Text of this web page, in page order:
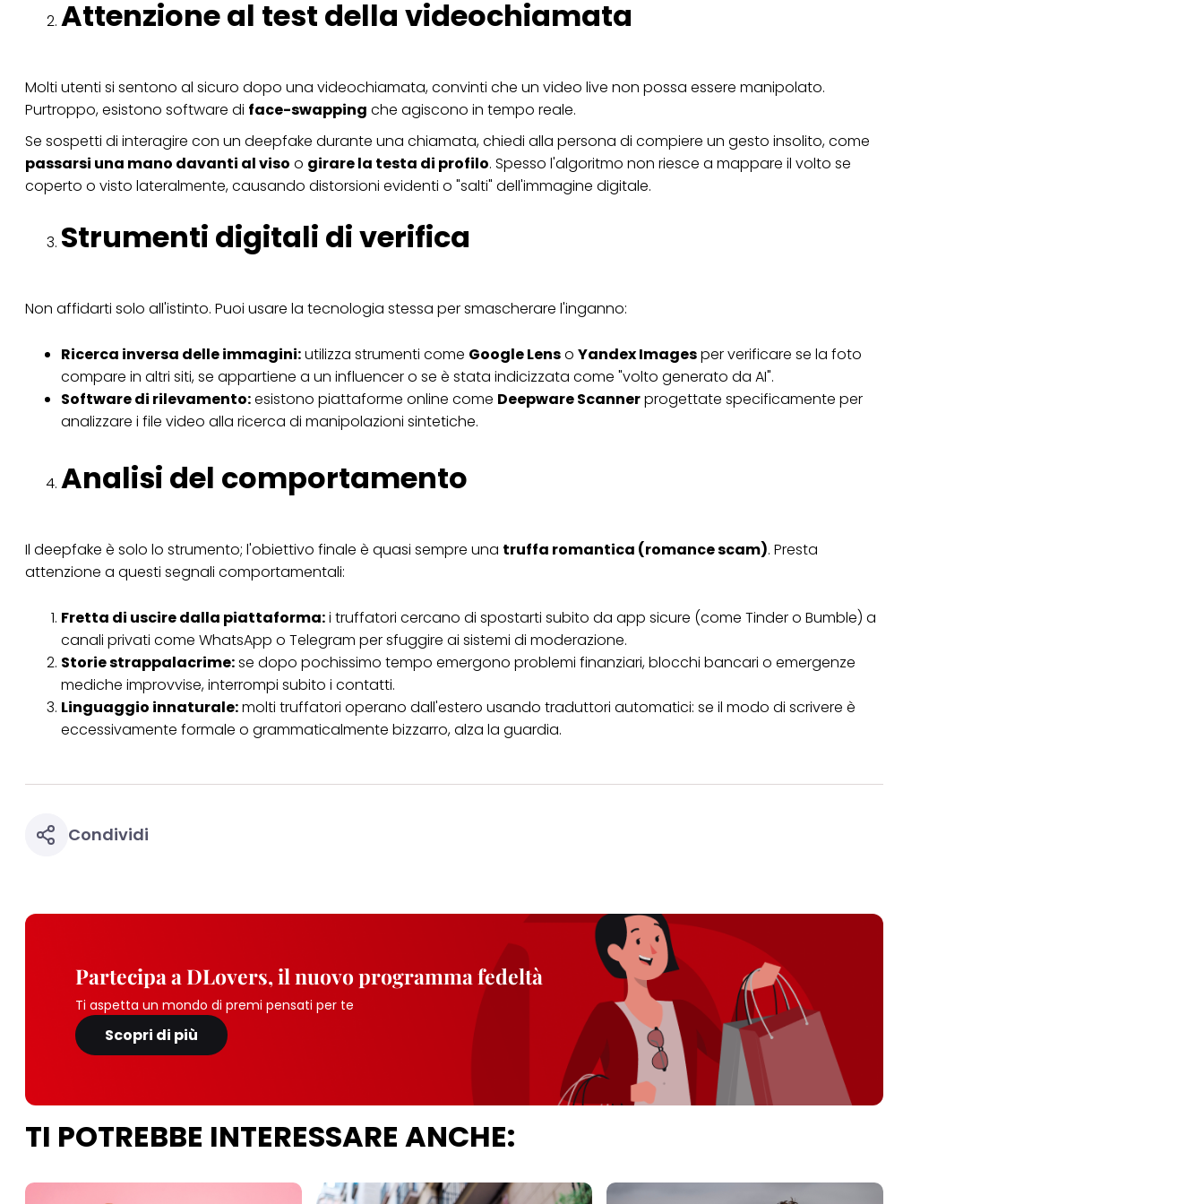
Attenzione al test della videochiamata
Molti utenti si sentono al sicuro dopo una videochiamata, convinti che un video live non possa essere manipolato.
Purtroppo, esistono software di face-swapping che agiscono in tempo reale.
Se sospetti di interagire con un deepfake durante una chiamata, chiedi alla persona di compiere un gesto insolito, come
passarsi una mano davanti al viso o girare la testa di profilo. Spesso l'algoritmo non riesce a mappare il volto se
coperto o visto lateralmente, causando distorsioni evidenti o "salti" dell'immagine digitale.
Strumenti digitali di verifica
Non affidarti solo all'istinto. Puoi usare la tecnologia stessa per smascherare l'inganno:
Ricerca inversa delle immagini:utilizza strumenti come Google Lenso Yandex Imagesper verificare se la foto
compare in altri siti, se appartiene a un influencer o se è stata indicizzata come "volto generato da AI".
Software di rilevamento:esistono piattaforme online come Deepware Scannerprogettate specificamente per
analizzare i file video alla ricerca di manipolazioni sintetiche.
Analisi del comportamento
Il deepfake è solo lo strumento; l'obiettivo finale è quasi sempre una truffa romantica (romance scam). Presta
attenzione a questi segnali comportamentali:
Fretta di uscire dalla piattaforma:i truffatori cercano di spostarti subito da app sicure (come Tinder o Bumble) a
canali privati come WhatsApp o Telegram per sfuggire ai sistemi di moderazione.
Storie strappalacrime:se dopo pochissimo tempo emergono problemi finanziari, blocchi bancari o emergenze
mediche improvvise, interrompi subito i contatti.
Linguaggio innaturale:molti truffatori operano dall'estero usando traduttori automatici: se il modo di scrivere è
eccessivamente formale o grammaticalmente bizzarro, alza la guardia.
Condividi
Partecipa a DLovers, il nuovo programma fedeltà
Ti aspetta un mondo di premi pensati per te
Scopri di più
TI POTREBBE INTERESSARE ANCHE:
Se fai clic su "Modifica" potrai trovare maggiori informazioni sul trattamento dei tuoi dati / sull'uso dei cookie e consentirli